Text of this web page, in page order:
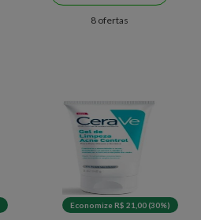
8 ofertas
Economize R$ 21,00 (30%)